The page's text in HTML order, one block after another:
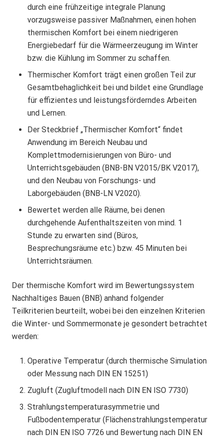
durch eine frühzeitige integrale Planung
vorzugsweise passiver Maßnahmen, einen hohen
thermischen Komfort bei einem niedrigeren
Energiebedarf für die Wärmeerzeugung im Winter
bzw. die Kühlung im Sommer zu schaffen.
Thermischer Komfort trägt einen großen Teil zur
Gesamtbehaglichkeit bei und bildet eine Grundlage
für effizientes und leistungsförderndes Arbeiten
und Lernen.
Der Steckbrief „Thermischer Komfort“ findet
Anwendung im Bereich Neubau und
Komplettmodernisierungen von Büro- und
Unterrichtsgebäuden (BNB-BN V2015/BK V2017),
und den Neubau von Forschungs- und
Laborgebäuden (BNB-LN V2020).
Bewertet werden alle Räume, bei denen
durchgehende Aufenthaltszeiten von mind. 1
Stunde zu erwarten sind (Büros,
Besprechungsräume etc.) bzw. 45 Minuten bei
Unterrichtsräumen.
Der thermische Komfort wird im Bewertungssystem
Nachhaltiges Bauen (BNB) anhand folgender
Teilkriterien beurteilt, wobei bei den einzelnen Kriterien
die Winter- und Sommermonate je gesondert betrachtet
werden:
Operative Temperatur (durch thermische Simulation
oder Messung nach DIN EN 15251)
Zugluft (Zugluftmodell nach DIN EN ISO 7730)
Strahlungstemperaturasymmetrie und
Fußbodentemperatur (Flächenstrahlungstemperatur
nach DIN EN ISO 7726 und Bewertung nach DIN EN